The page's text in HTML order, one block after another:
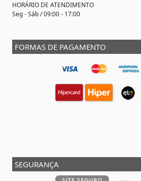
HORÁRIO DE ATENDIMENTO
Seg - Sáb / 09:00 - 17:00
FORMAS DE PAGAMENTO
SEGURANÇA